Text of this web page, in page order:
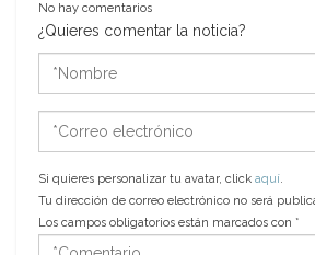
No hay comentarios
¿Quieres comentar la noticia?
*Nombre
*Correo
electrónico
Si quieres personalizar tu avatar, click aquí.
Tu dirección de correo electrónico no será
Los campos obligatorios están marcados con *
*Comentario